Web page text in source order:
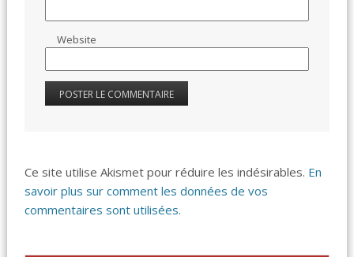
Website
Ce site utilise Akismet pour réduire les indésirables. En
savoir plus sur comment les données de vos
commentaires sont utilisées.